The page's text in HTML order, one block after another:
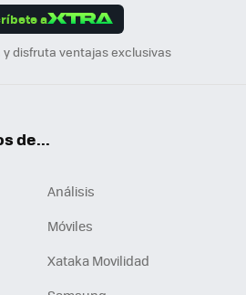
a
y disfruta ventajas exclusivas
de...
Análisis
Móviles
Xataka Movilidad